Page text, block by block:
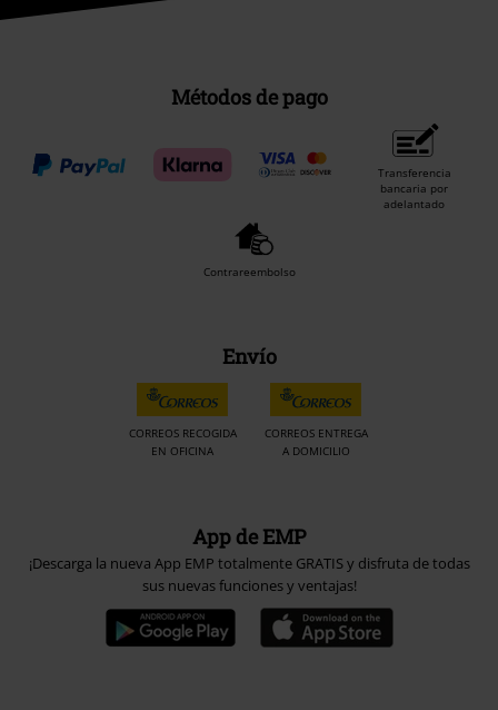
Métodos de pago
Transferencia
bancaria por
adelantado
Contrareembolso
Envío
CORREOS RECOGIDA
EN OFICINA
CORREOS ENTREGA
A DOMICILIO
App de EMP
¡Descarga la nueva App EMP totalmente GRATIS y disfruta de todas
sus nuevas funciones y ventajas!